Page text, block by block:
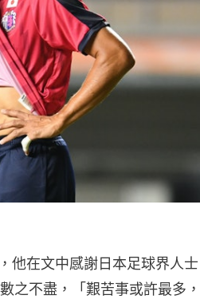
他在文中感謝日本足球界人士
之不盡，「艱苦事或許最多，